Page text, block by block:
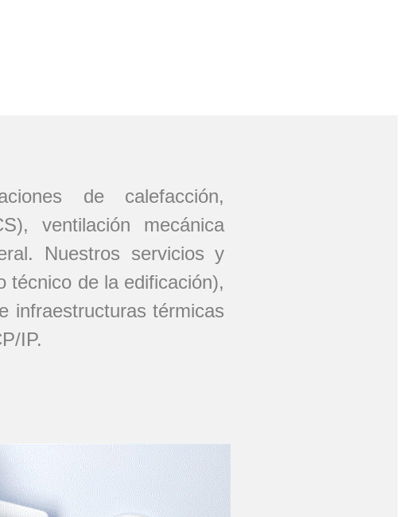
de calefacción,
ventilación mecánica
Nuestros servicios y
técnico de la edificación),
infraestructuras térmicas
IP.